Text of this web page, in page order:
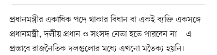
প্রধানমন্ত্রীর একাধিক পদে থাকার বিধান বা একই ব্যক্তি একসঙ্গে
প্রধানমন্ত্রী, দলীয় প্রধান ও সংসদ নেতা হতে পারবেন না—এ
প্রস্তাবে রাজনৈতিক দলগুলোর মধ্যে এখনো মতৈক্য হয়নি।